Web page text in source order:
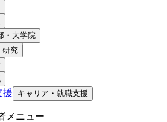
・大学院
研究
援 キャリア・就職支援